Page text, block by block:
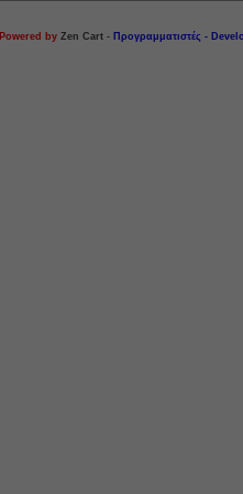
Powered by Zen Cart - Προγραμματιστές -